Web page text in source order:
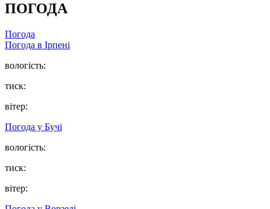
ПОГОДА
Погода
Погода в Ірпені
вологість:
тиск:
вітер:
Погода у Бучі
вологість:
тиск:
вітер: